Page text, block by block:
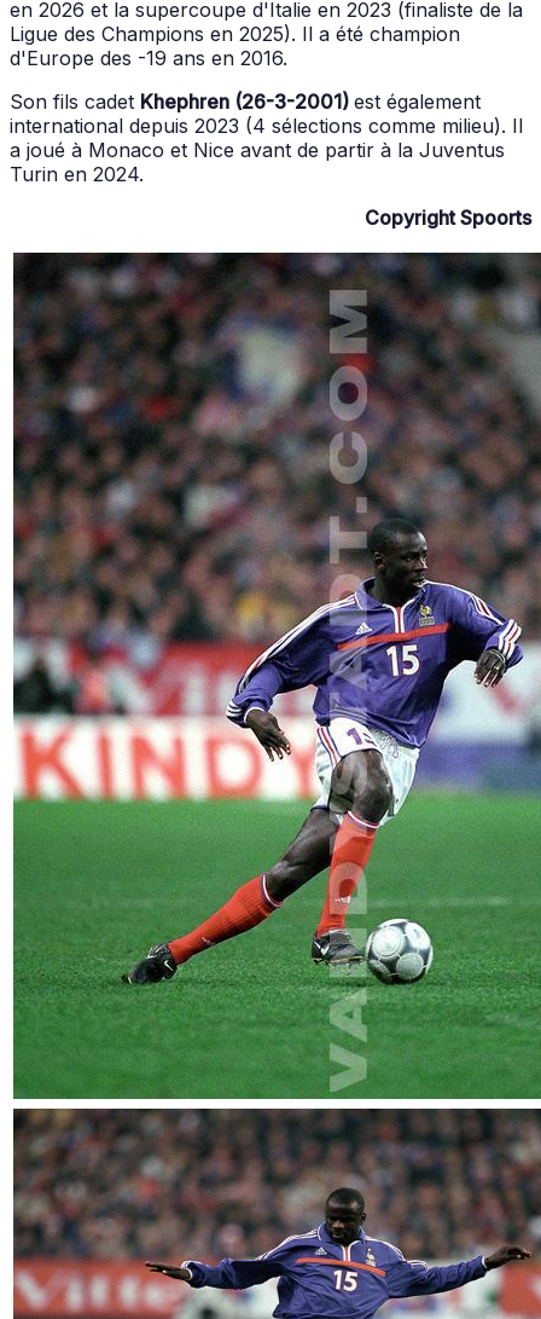
en 2026 et la supercoupe d'Italie en 2023 (finaliste de la
Ligue des Champions en 2025). Il a été champion
d'Europe des -19 ans en 2016.
Son fils cadet Khephren (26-3-2001) est également
international depuis 2023 (4 sélections comme milieu). Il
a joué à Monaco et Nice avant de partir à la Juventus
Turin en 2024.
Copyright Spoorts